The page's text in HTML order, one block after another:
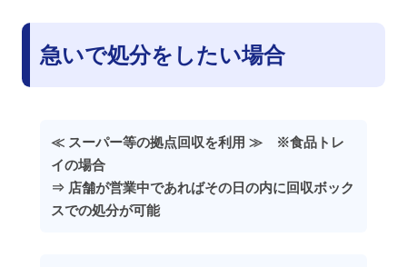
急いで処分をしたい場合
≪ スーパー等の拠点回収を利用 ≫ ※食品トレ
イの場合
⇒ 店舗が営業中であればその日の内に回収ボック
スでの処分が可能